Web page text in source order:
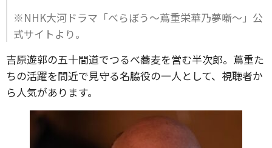
※NHK大河ドラマ「べらぼう～蔦重栄華乃夢噺～」公
式サイトより。
吉原遊郭の五十間道でつるべ蕎麦を営む半次郎。蔦重た
ちの活躍を間近で見守る名脇役の一人として、視聴者か
ら人気があります。